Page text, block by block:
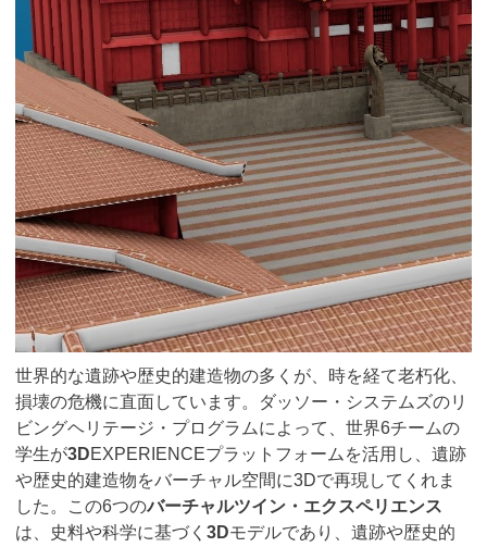
世界的な遺跡や歴史的建造物の多くが、時を経て老朽化、
損壊の危機に直面しています。ダッソー・システムズのリ
ビングヘリテージ・プログラムによって、世界6チームの
学生が3DEXPERIENCEプラットフォームを活用し、遺跡
や歴史的建造物をバーチャル空間に3Dで再現してくれま
した。この6つのバーチャルツイン・エクスペリエンス
は、史料や科学に基づく 3Dモデルであり、遺跡や歴史的